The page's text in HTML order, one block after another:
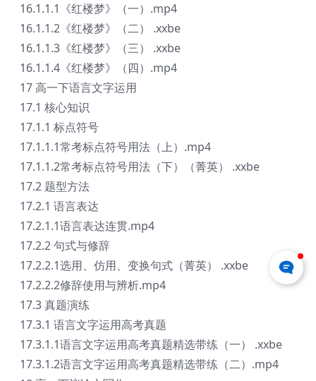
16.1.1.1《红楼梦》（一）.mp4
16.1.1.2《红楼梦》（二） .xxbe
16.1.1.3《红楼梦》（三） .xxbe
16.1.1.4《红楼梦》（四）.mp4
17 高一下语言文字运用
17.1 核心知识
17.1.1 标点符号
17.1.1.1常考标点符号用法（上）.mp4
17.1.1.2常考标点符号用法（下）（菁英） .xxbe
17.2 题型方法
17.2.1 语言表达
17.2.1.1语言表达连贯.mp4
17.2.2 句式与修辞
17.2.2.1选用、仿用、变换句式（菁英） .xxbe
17.2.2.2修辞使用与辨析.mp4
17.3 真题演练
17.3.1 语言文字运用高考真题
17.3.1.1语言文字运用高考真题精选带练（一） .xxbe
17.3.1.2语言文字运用高考真题精选带练（二）.mp4